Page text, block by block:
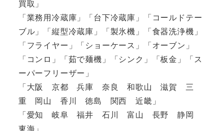
買取」
「業務用冷蔵庫」「台下冷蔵庫」「コールドテー
ブル」「縦型冷蔵庫」「製氷機」「食器洗浄機」
「フライヤー」「ショーケース」「オーブン」
「コンロ」「茹で麺機」「シンク」「板金」「ス
ーパーフリーザー」
「大阪 京都 兵庫 奈良 和歌山 滋賀 三
重 岡山 香川 徳島 関西 近畿」
「愛知 岐阜 福井 石川 富山 長野 静岡
東海」